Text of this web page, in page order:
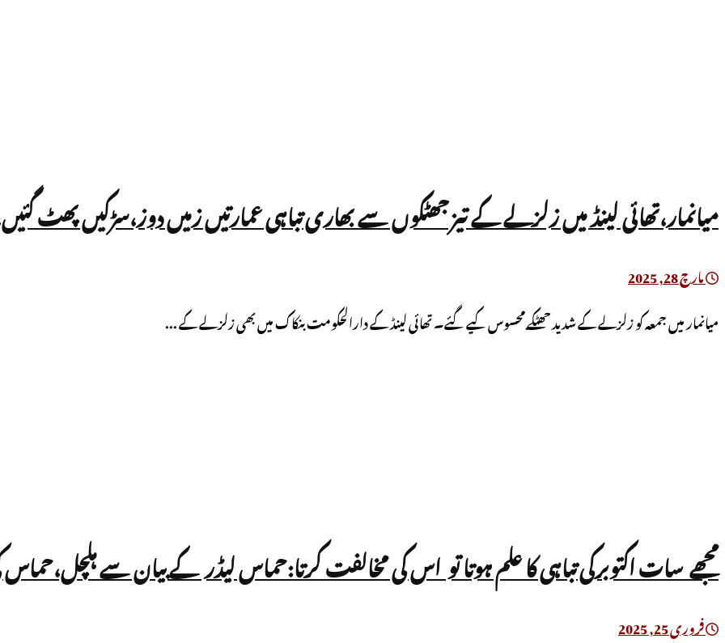
میانمار،تھائی لینڈ میں زلزلے کے تیز جھٹکوں سے بھاری تباہی عمارتیں زمیں دوز،سڑکیں پھٹ
مارچ 28, 2025
میانمار میں جمعہ کو زلزلے کے شدید جھٹکے محسوس کیے گئے۔ تھائی لینڈ کے دارالحکومت بنکاک میں بھی زلزلے کے ...
مجھے سات اکتوبرکی تباہی کا علم ہوتا تو اس کی مخالفت کرتا:حماس لیڈر کے بیان سے
فروری 25, 2025